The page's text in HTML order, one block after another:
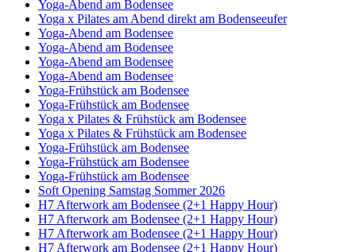
Yoga-Abend am Bodensee
Yoga x Pilates am Abend direkt am Bodenseeufer
Yoga-Abend am Bodensee
Yoga-Abend am Bodensee
Yoga-Abend am Bodensee
Yoga-Abend am Bodensee
Yoga-Frühstück am Bodensee
Yoga-Frühstück am Bodensee
Yoga x Pilates & Frühstück am Bodensee
Yoga x Pilates & Frühstück am Bodensee
Yoga-Frühstück am Bodensee
Yoga-Frühstück am Bodensee
Yoga-Frühstück am Bodensee
Soft Opening Samstag Sommer 2026
H7 Afterwork am Bodensee (2+1 Happy Hour)
H7 Afterwork am Bodensee (2+1 Happy Hour)
H7 Afterwork am Bodensee (2+1 Happy Hour)
H7 Afterwork am Bodensee (2+1 Happy Hour)